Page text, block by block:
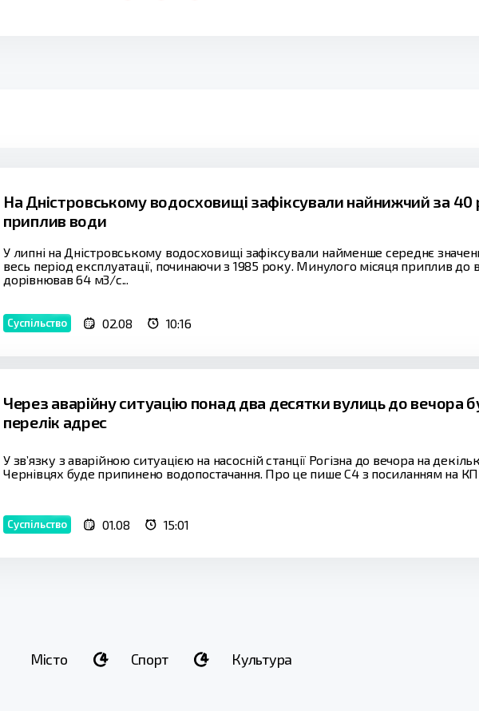
На Дністровському водосховищі зафіксували найнижчий за 40
приплив води
У липні на Дністровському водосховищі зафіксували найменше середнє
весь період експлуатації, починаючи з 1985 року. Минулого місяця приплив
дорівнював 64 м3/с...
Суспільство 02.08 10:16
Через аварійну ситуацію понад два десятки вулиць до вечора
перелік адрес
У зв’язку з аварійною ситуацією на насосній станції Рогізна до вечора на
Чернівцях буде припинено водопостачання. Про це пише С4 з посиланням на КП
Суспільство 01.08 15:01
Місто Спорт Культура